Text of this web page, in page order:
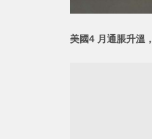
美國4 月通脹升溫